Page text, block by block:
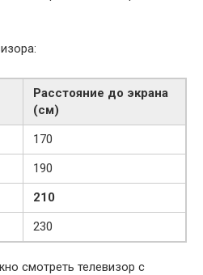
Расстояние до экрана
(см)
170
190
210
230
смотреть телевизор с